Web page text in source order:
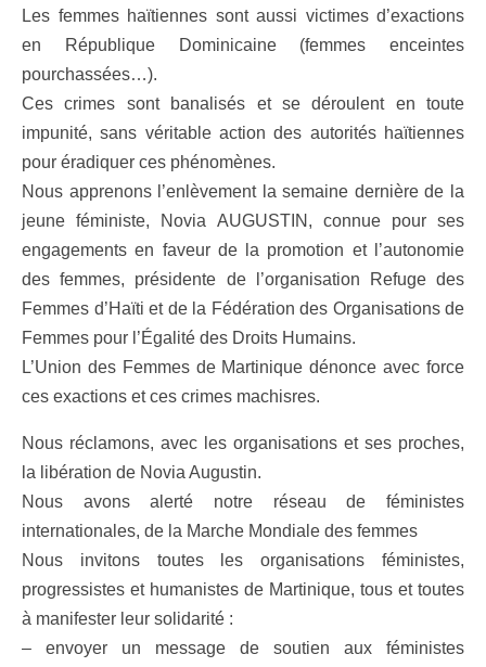
Les femmes haïtiennes sont aussi victimes d’exactions
en République Dominicaine (femmes enceintes
pourchassées…).
Ces crimes sont banalisés et se déroulent en toute
impunité, sans véritable action des autorités haïtiennes
pour éradiquer ces phénomènes.
Nous apprenons l’enlèvement la semaine dernière de la
jeune féministe, Novia AUGUSTIN, connue pour ses
engagements en faveur de la promotion et l’autonomie
des femmes, présidente de l’organisation Refuge des
Femmes d’Haïti et de la Fédération des Organisations de
Femmes pour l’Égalité des Droits Humains.
L’Union des Femmes de Martinique dénonce avec force
ces exactions et ces crimes machisres.
Nous réclamons, avec les organisations et ses proches,
la libération de Novia Augustin.
Nous avons alerté notre réseau de féministes
internationales, de la Marche Mondiale des femmes
Nous invitons toutes les organisations féministes,
progressistes et humanistes de Martinique, tous et toutes
à manifester leur solidarité :
– envoyer un message de soutien aux féministes